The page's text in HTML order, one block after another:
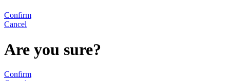
Confirm
Cancel
Are you sure?
Confirm